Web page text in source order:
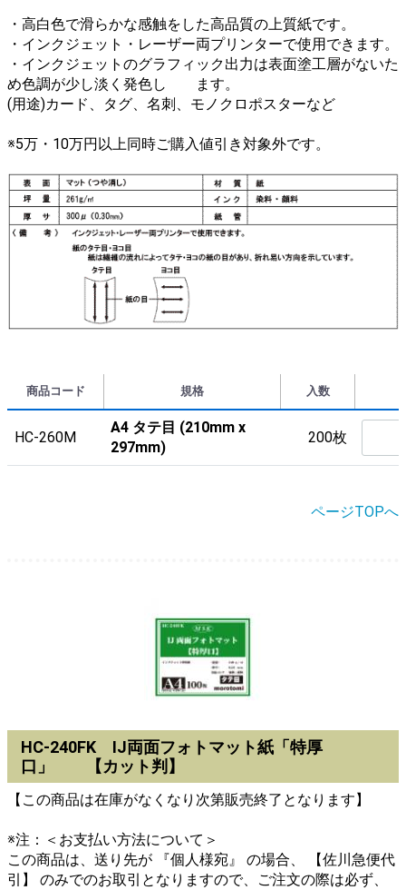
・高白色で滑らかな感触をした高品質の上質紙です。
・インクジェット・レーザー両プリンターで使用できます。
・インクジェットのグラフィック出力は表面塗工層がないた
め色調が少し淡く発色し ます。
(用途)カード、タグ、名刺、モノクロポスターなど
※5万・10万円以上同時ご購入値引き対象外です。
商品コード 規格 入数
HC-260M
A4 タテ目 (210mm x
297mm)
200枚
ページTOPへ
HC-240FK IJ両面フォトマット紙「特厚
口」 【カット判】
【この商品は在庫がなくなり次第販売終了となります】
※注：＜お支払い方法について＞
この商品は、送り先が 『個人様宛』 の場合、 【佐川急便代
引】 のみでのお取引となりますので、ご注文の際は必ず、